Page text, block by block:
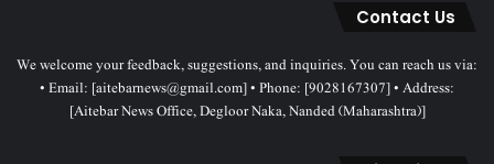
Contact Us
We welcome your feedback, suggestions, and inquiries. You can reach us via:
• Email: [aitebarnews@gmail.com] • Phone: [9028167307] • Address:
[Aitebar News Office, Degloor Naka, Nanded (Maharashtra)]